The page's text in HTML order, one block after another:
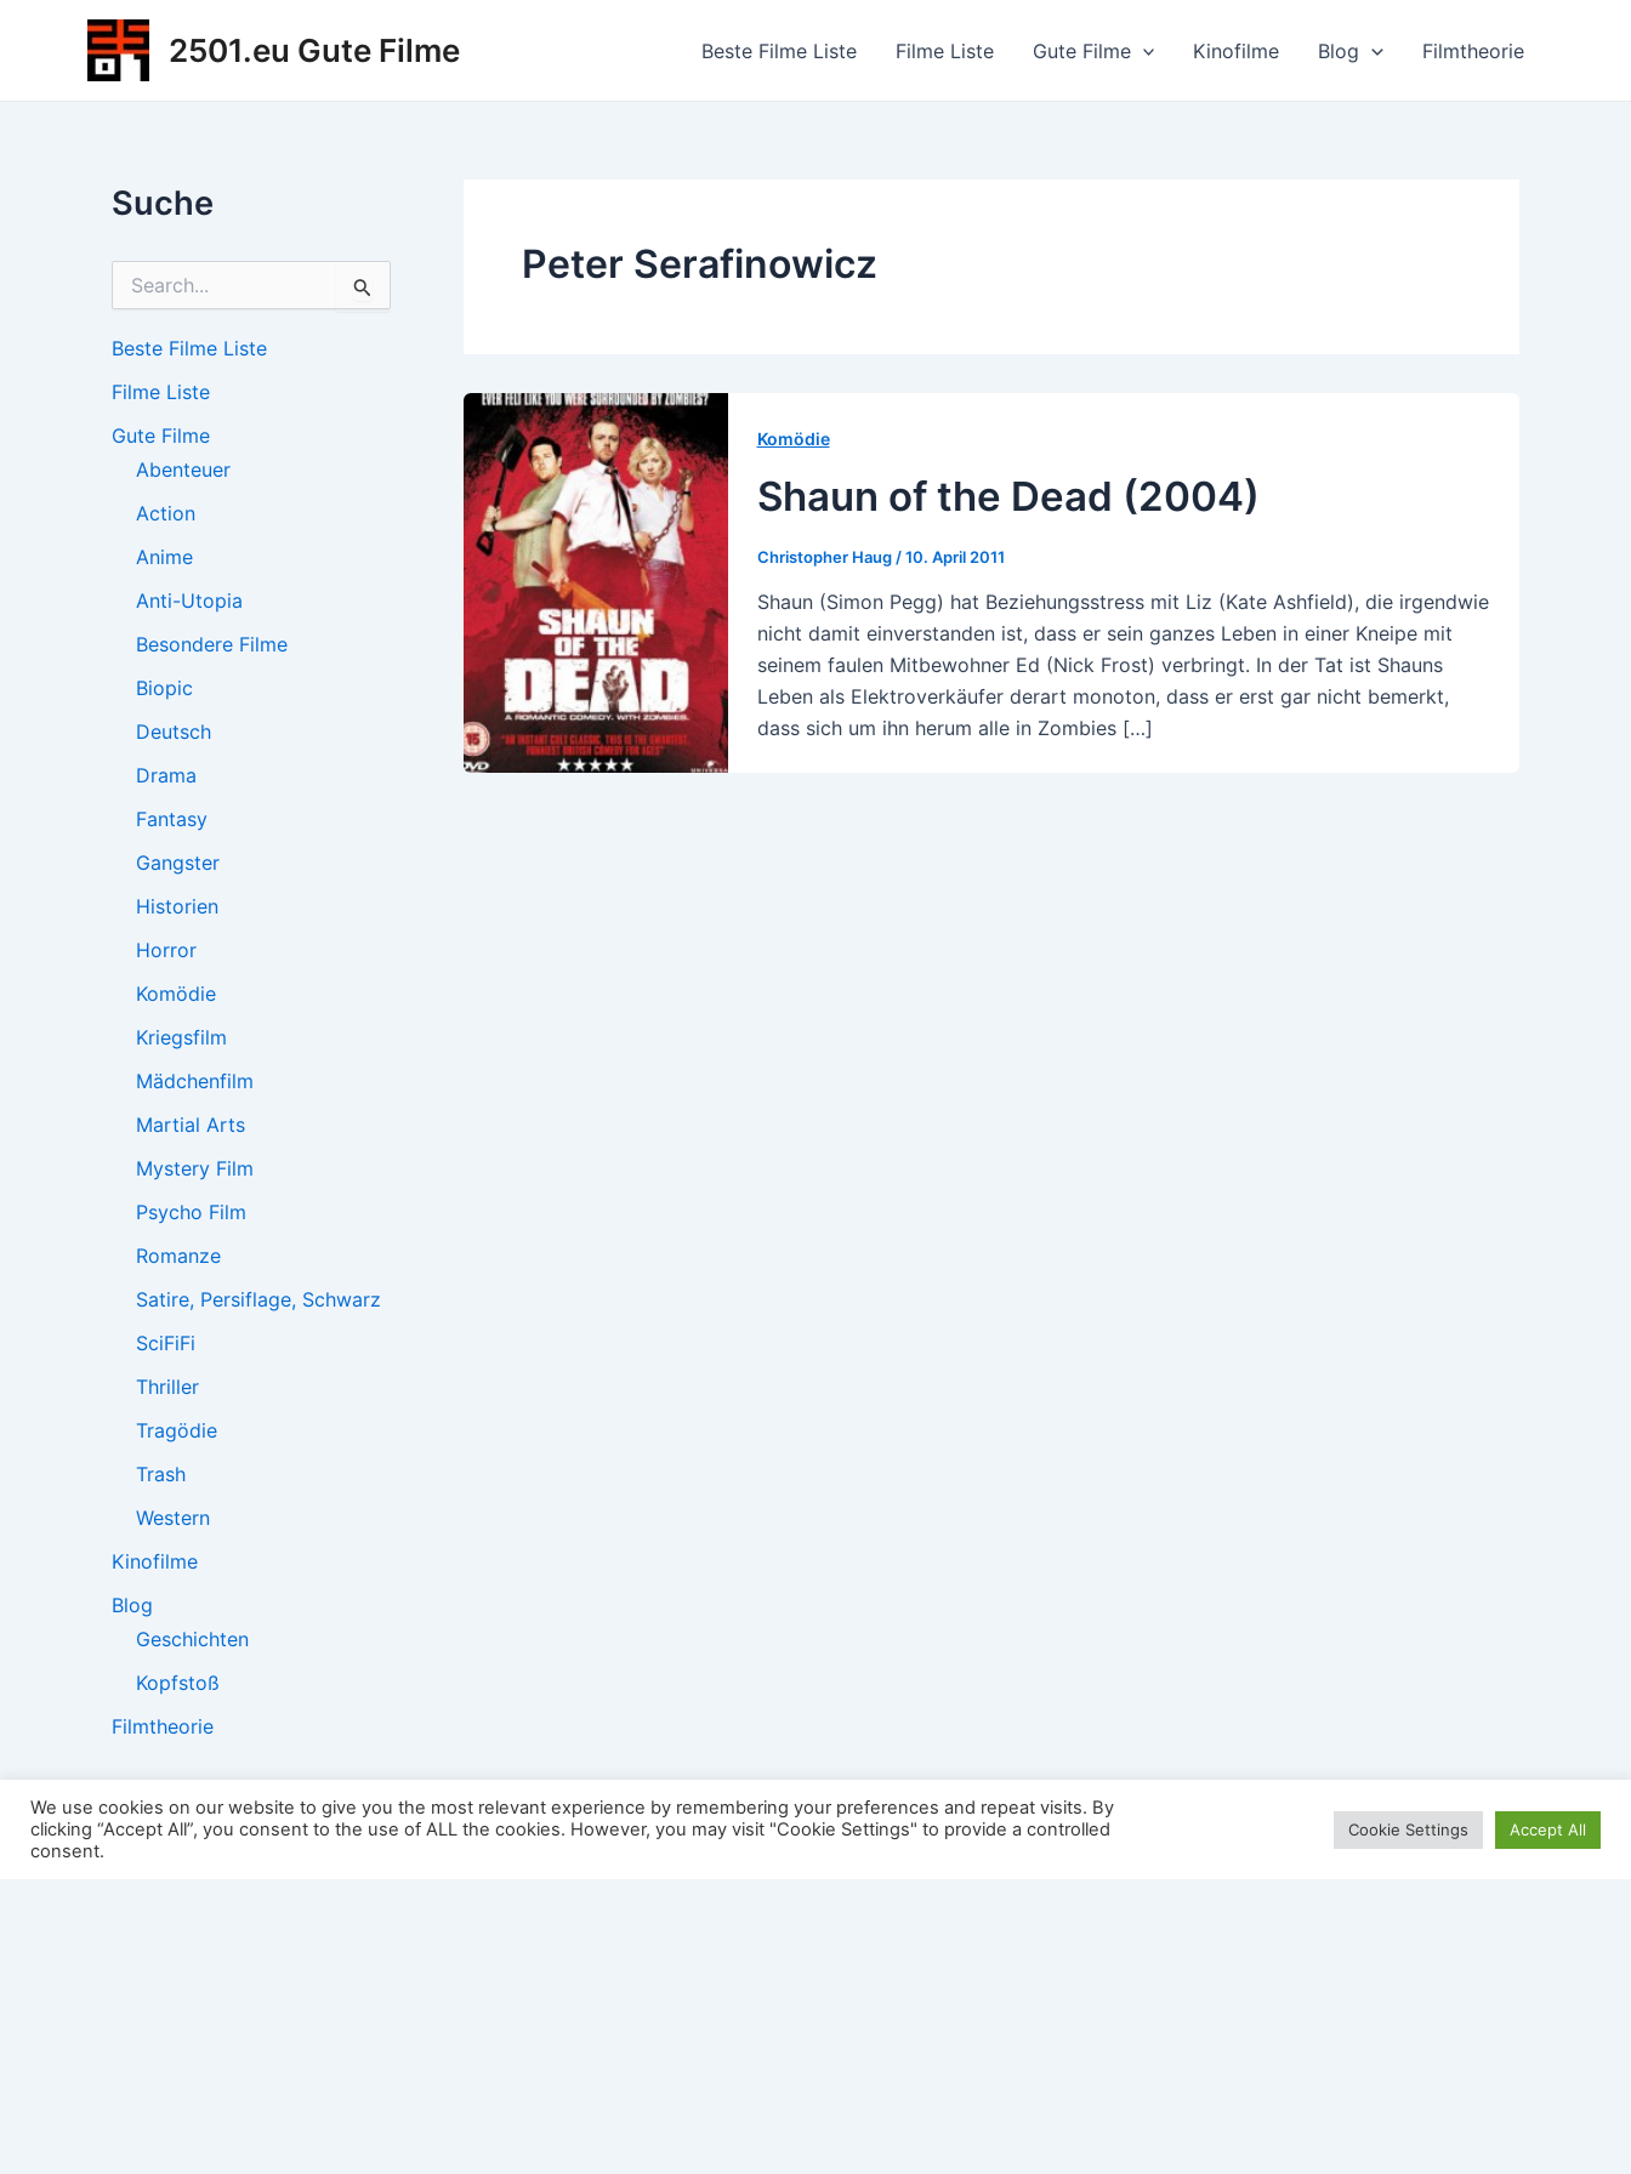
2501.eu Gute Filme Beste Filme Liste Filme Liste Gute Filme Kinofilme Blog Filmtheorie
Suche
h
n
a
Beste Filme Liste
Filme Liste
Gute Filme
Abenteuer
Action
Anime
Anti-Utopia
Besondere Filme
Biopic
Deutsch
Drama
Fantasy
Gangster
Historien
Horror
Komödie
Kriegsfilm
Mädchenfilm
Martial Arts
Mystery Film
Psycho Film
Romanze
Satire, Persiflage, Schwarz
SciFiFi
Thriller
Tragödie
Trash
Western
Kinofilme
Blog
Geschichten
Kopfstoß
Filmtheorie
Peter Serafinowicz
Komödie
Shaun of the Dead (2004)
Christopher Haug /10. April 2011
Shaun (Simon Pegg) hat Beziehungsstress mit Liz (Kate Ashfield), die irgendwie
nicht damit einverstanden ist, dass er sein ganzes Leben in einer Kneipe mit
seinem faulen Mitbewohner Ed (Nick Frost) verbringt. In der Tat ist Shauns
Leben als Elektroverkäufer derart monoton, dass er erst gar nicht bemerkt,
dass sich um ihn herum alle in Zombies […]
2501:
We use cookies on our website to give you the most relevant experience by remembering your preferences and repeat visits. By
clicking “Accept All”, you consent to the use of ALL the cookies. However, you may visit "Cookie Settings" to provide a controlled
consent.
Cookie Settings Accept All